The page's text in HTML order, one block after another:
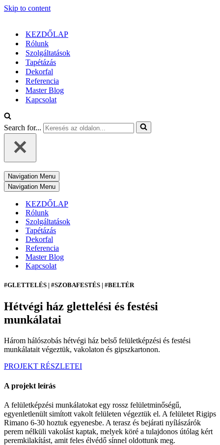
Skip to content
KEZDŐLAP
Rólunk
Szolgáltatások
Tapétázás
Dekorfal
Referencia
Master Blog
Kapcsolat
Search for...
Navigation Menu
Navigation Menu
KEZDŐLAP
Rólunk
Szolgáltatások
Tapétázás
Dekorfal
Referencia
Master Blog
Kapcsolat
#GLETTELÉS | #SZOBAFESTÉS | #BELTÉR
Hétvégi ház glettelési és festési
munkálatai
Három hálószobás hétvégi ház belső felületképzési és festési
munkálatait végeztük, vakolaton és gipszkartonon.
PROJEKT RÉSZLETEI
A projekt leírás
A felületképzési munkálatokat egy rossz felületminőségű,
egyenletlenült simított vakolt felületen végeztük el. A felületet Rigips
Rimano 6-30 hoztuk egyenesbe. A terasz és bejárati nyílászárók
perem nélküli vakolást kaptak, melyek köré a tulajdonos útólag kért
peremkilakítást, amit feles élvédő sínnel oldottunk meg.